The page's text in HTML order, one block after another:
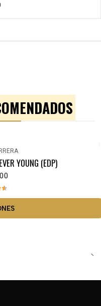
YOUNG (EDP)